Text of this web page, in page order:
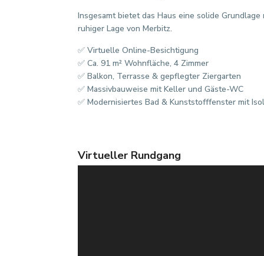
Insgesamt bietet das Haus eine solide
ruhiger Lage von Merbitz.
✅ Virtuelle Online-Besichtigung
✅ Ca. 91 m² Wohnfläche, 4 Zimmer
✅ Balkon, Terrasse & gepflegter Ziergarten
✅ Massivbauweise mit Keller und Gäste-WC
✅ Modernisiertes Bad & Kunststofffenster mit
Virtueller Rundgang